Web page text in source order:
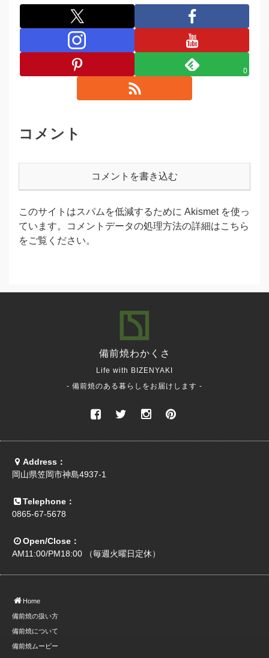
0
コメント
コメントを書き込む
このサイトはスパムを低減するために Akismet を使っ
ています。
コメントデータの処理方法の詳細はこちら
をご覧ください。
備前焼わかくさ
Life with BIZENYAKI
- 備前焼のある暮らしをお届けします -
Address：
岡山県笠岡市神島4937-1
Telephone：
0865-67-5678
Open/Close：
AM11:00/PM18:00 （毎週火曜日定休）
Home
備前焼の扱い方
備前焼について
備前焼ムービー